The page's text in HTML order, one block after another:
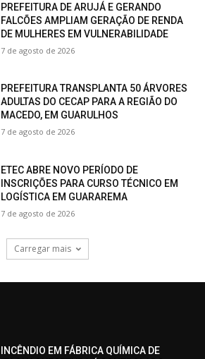
PREFEITURA DE ARUJÁ E GERANDO
FALCÕES AMPLIAM GERAÇÃO DE RENDA
DE MULHERES EM VULNERABILIDADE
7 de agosto de 2026
PREFEITURA TRANSPLANTA 50 ÁRVORES
ADULTAS DO CECAP PARA A REGIÃO DO
MACEDO, EM GUARULHOS
7 de agosto de 2026
ETEC ABRE NOVO PERÍODO DE
INSCRIÇÕES PARA CURSO TÉCNICO EM
LOGÍSTICA EM GUARAREMA
7 de agosto de 2026
Carregar mais
INCÊNDIO EM FÁBRICA QUÍMICA DE